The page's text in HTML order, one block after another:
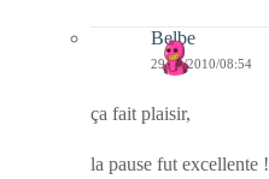
Belbe
29/12/2010/08:54
ça fait plaisir,
la pause fut excellente !